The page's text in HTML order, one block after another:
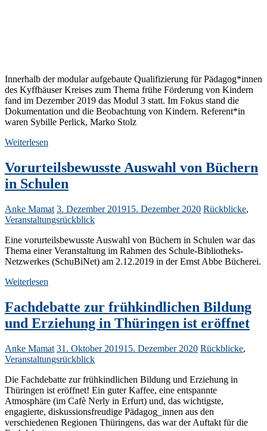
Innerhalb der modular aufgebaute Qualifizierung für Pädagog*innen
des Kyffhäuser Kreises zum Thema frühe Förderung von Kindern
fand im Dezember 2019 das Modul 3 statt. Im Fokus stand die
Dokumentation und die Beobachtung von Kindern. Referent*in
waren Sybille Perlick, Marko Stolz
Weiterlesen
Vorurteilsbewusste Auswahl von Büchern
in Schulen
Anke Mamat 3. Dezember 201915. Dezember 2020 Rückblicke,
Veranstaltungsrückblick
Eine vorurteilsbewusste Auswahl von Büchern in Schulen war das
Thema einer Veranstaltung im Rahmen des Schule-Bibliotheks-
Netzwerkes (SchuBiNet) am 2.12.2019 in der Ernst Abbe Bücherei.
Weiterlesen
Fachdebatte zur frühkindlichen Bildung
und Erziehung in Thüringen ist eröffnet
Anke Mamat 31. Oktober 201915. Dezember 2020 Rückblicke,
Veranstaltungsrückblick
Die Fachdebatte zur frühkindlichen Bildung und Erziehung in
Thüringen ist eröffnet! Ein guter Kaffee, eine entspannte
Atmosphäre (im Cafè Nerly in Erfurt) und, das wichtigste,
engagierte, diskussionsfreudige Pädagog_innen aus den
verschiedenen Regionen Thüringens, das war der Auftakt für die